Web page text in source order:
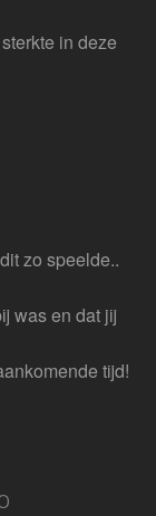
in deze
zo speelde..
was en dat jij
tijd!